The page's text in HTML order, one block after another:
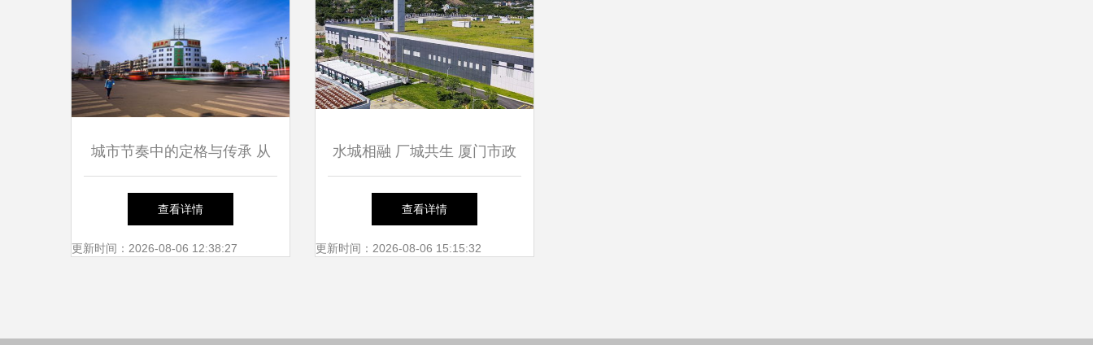
城市节奏中的定格与传承 从
庐江论坛到仙岳小学的影像叙
事
查看详情
更新时间：2026-08-06 12:38:27
水城相融 厂城共生 厦门市政
环科高质量推进污水处理设施
建设，助力仙岳小学打造生态
查看详情
更新时间：2026-08-06 15:15:32